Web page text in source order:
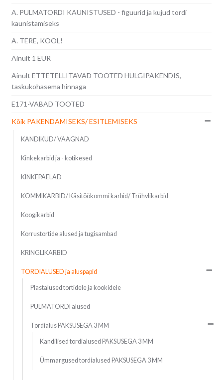
A. PULMATORDI KAUNISTUSED - figuurid ja kujud tordi
kaunistamiseks
A. TERE, KOOL!
Ainult 1 EUR
Ainult ETTETELLITAVAD TOOTED HULGIPAKENDIS,
taskukohasema hinnaga
E171-VABAD TOOTED
Kõik PAKENDAMISEKS/ ESITLEMISEKS
KANDIKUD/ VAAGNAD
Kinkekarbid ja - kotikesed
KINKEPAELAD
KOMMIKARBID/ Käsitöökommi karbid/ Trühvlikarbid
Koogikarbid
Korrustortide alused ja tugisambad
KRINGLIKARBID
TORDIALUSED ja aluspapid
Plastalused tortidele ja kookidele
PULMATORDI alused
Tordialus PAKSUSEGA 3 MM
Kandilised tordialused PAKSUSEGA 3 MM
Ümmargused tordialused PAKSUSEGA 3 MM